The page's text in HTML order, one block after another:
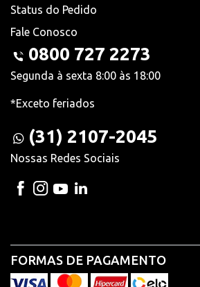
Status do Pedido
Fale Conosco
0800 727 2273
Segunda à sexta 8:00 às 18:00
*Exceto feriados
(31) 2107-2045
Nossas Redes Sociais
FORMAS DE PAGAMENTO